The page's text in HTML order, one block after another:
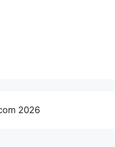
2026